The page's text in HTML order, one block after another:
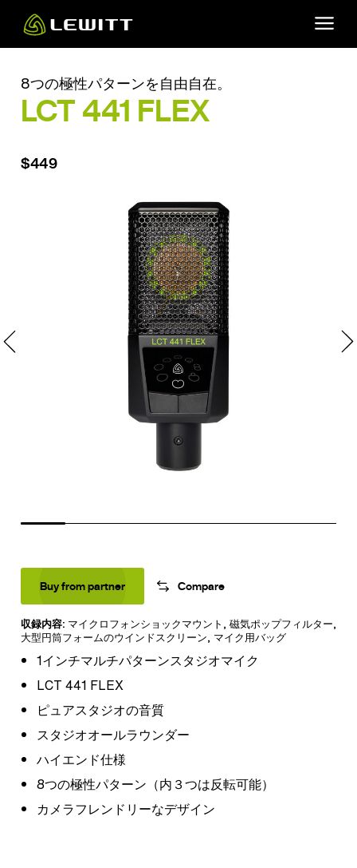
main
8つの極性パターンを自由自在。
LCT 441 FLEX
1インチマルチパターンスタジオマイク
LCT 441 FLEX
ピュアスタジオの音質
スタジオオールラウンダー
ハイエンド仕様
8つの極性パターン（内３つは反転可能）
カメラフレンドリーなデザイン
収録内容: マイクロフォンショックマウント , 磁気ポップフィルター,
大型円筒フォームのウインドスクリーン, マイク用バッグ
$449
Buy from partner Compare